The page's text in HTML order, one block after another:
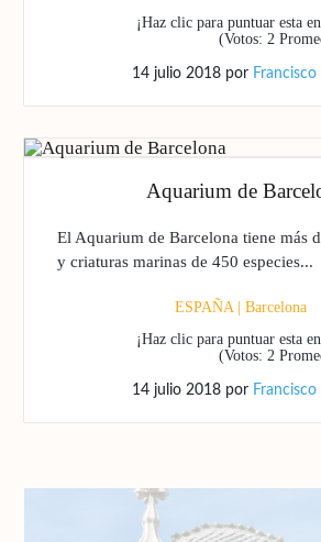
¡Haz clic para puntuar esta
(Votos: 2
14 julio 2018 por
Aquarium de
El Aquarium de Barcelona tiene más
y criaturas marinas de 450 especies...
ESPAÑA| Barcelona
¡Haz clic para puntuar esta
(Votos: 2
14 julio 2018 por